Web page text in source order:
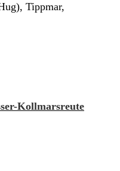
Tippmar,
Kollmarsreute